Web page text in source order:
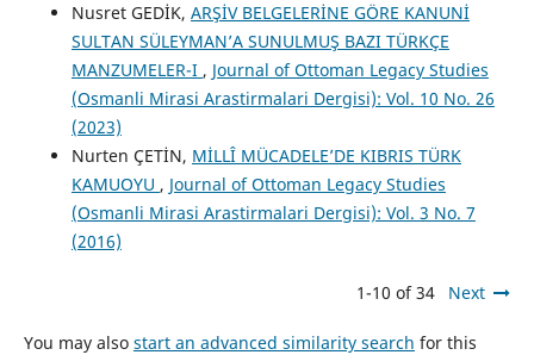
Nusret GEDİK, ARŞİV BELGELERİNE GÖRE KANUNİ
SULTAN SÜLEYMAN’A SUNULMUŞ BAZI TÜRKÇE
MANZUMELER-I , Journal of Ottoman Legacy Studies
(Osmanli Mirasi Arastirmalari Dergisi): Vol. 10 No. 26
(2023)
Nurten ÇETİN, MİLLÎ MÜCADELE’DE KIBRIS TÜRK
KAMUOYU , Journal of Ottoman Legacy Studies
(Osmanli Mirasi Arastirmalari Dergisi): Vol. 3 No. 7
(2016)
1-10 of 34 Next
You may also start an advanced similarity search for this